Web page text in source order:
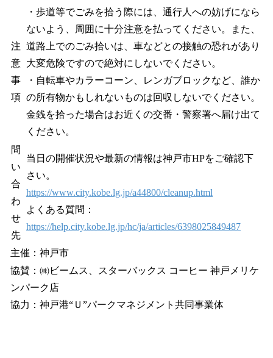
注
意
事
項
・歩道等でごみを拾う際には、通行人への妨げになら
ないよう、周囲に十分注意を払ってください。また、
道路上でのごみ拾いは、車などとの接触の恐れがあり
大変危険ですので絶対にしないでください。
・自転車やカラーコーン、レンガブロックなど、誰か
の所有物かもしれないものは回収しないでください。
金銭を拾った場合はお近くの交番・警察署へ届け出て
ください。
問
い
合
わ
せ
先
当日の開催状況や最新の情報は神戸市HPをご確認下
さい。
https://www.city.kobe.lg.jp/a44800/cleanup.html
よくある質問：
https://help.city.kobe.lg.jp/hc/ja/articles/6398025849487
主催：神戸市
協賛：㈱ビームス、スターバックス コーヒー 神戸メリケ
ンパーク店
協力：神戸港“Ｕ”パークマネジメント共同事業体